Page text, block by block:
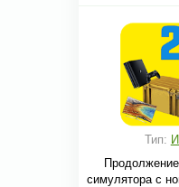
Тип:
симулятора с